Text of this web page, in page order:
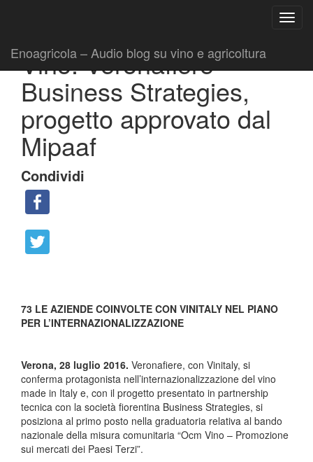
Enoagricola – Audio blog su vino e agricoltura
Vino: Veronafiere –
Business Strategies,
progetto approvato dal
Mipaaf
Condividi
73 LE AZIENDE COINVOLTE CON VINITALY NEL PIANO
PER L’INTERNAZIONALIZZAZIONE
Verona, 28 luglio 2016. Veronafiere, con Vinitaly, si
conferma protagonista nell’internazionalizzazione del vino
made in Italy e, con il progetto presentato in partnership
tecnica con la società fiorentina Business Strategies, si
posiziona al primo posto nella graduatoria relativa al bando
nazionale della misura comunitaria “Ocm Vino – Promozione
sui mercati dei Paesi Terzi”.